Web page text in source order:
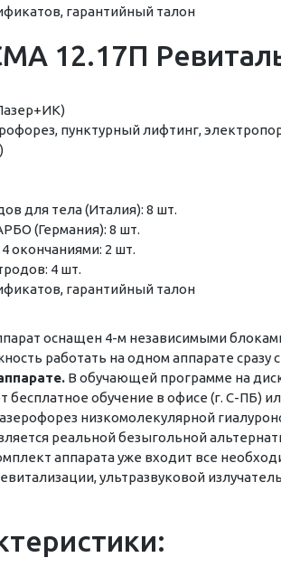
гарантийный талон
12.17П
пунктурный лифтинг,
для тела (Италия): 8 шт.
(Германия): 8 шт.
окончаниями: 2 шт.
4 шт.
гарантийный талон
оснащен 4-м независимыми
работать на одном аппарате сразу
В обучающей программе на
обучение в офисе (г. С-ПБ)
низкомолекулярной
реальной безыгольной
аппарата уже входит все
ультразвуковой